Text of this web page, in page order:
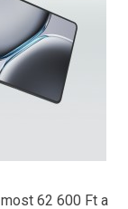
62 600 Ft a